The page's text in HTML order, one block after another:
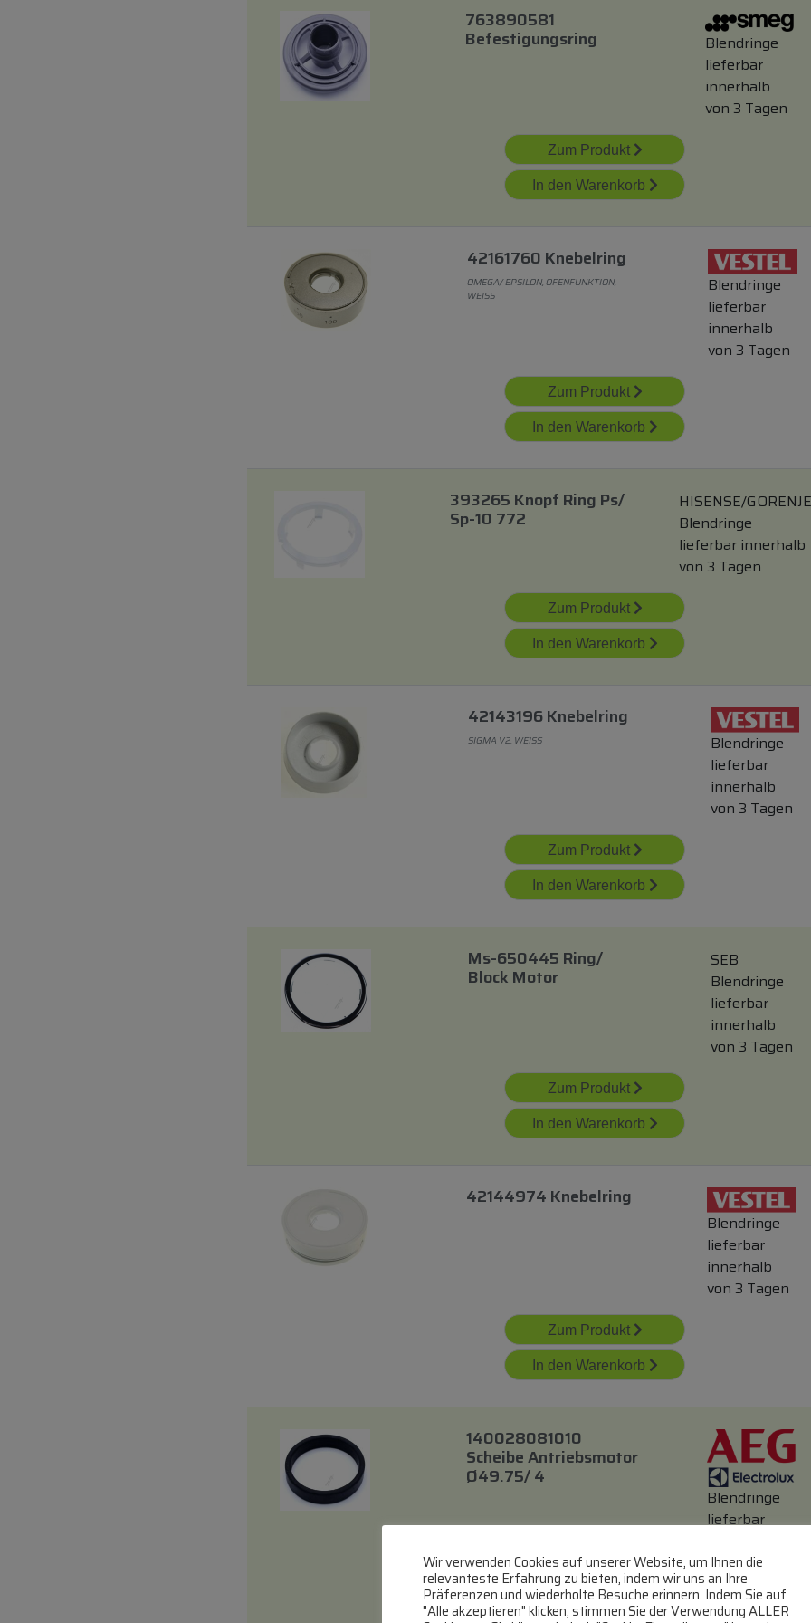
763890581
Befestigungsring
Blendringe
lieferbar
innerhalb
von 3 Tagen
Zum Produkt
In den Warenkorb
42161760 Knebelring
OMEGA/ EPSILON, OFENFUNKTION,
WEISS
Blendringe
lieferbar
innerhalb
von 3 Tagen
Zum Produkt
In den Warenkorb
393265 Knopf Ring Ps/
Sp-10 772
HISENSE/GORENJE
Blendringe
lieferbar innerhalb
von 3 Tagen
Zum Produkt
In den Warenkorb
42143196 Knebelring
SIGMA V2, WEISS
Blendringe
lieferbar
innerhalb
von 3 Tagen
Zum Produkt
In den Warenkorb
Ms-650445 Ring/
Block Motor
SEB
Blendringe
lieferbar
innerhalb
von 3 Tagen
Zum Produkt
In den Warenkorb
42144974 Knebelring
Blendringe
lieferbar
innerhalb
von 3 Tagen
Zum Produkt
In den Warenkorb
140028081010
Scheibe Antriebsmotor
Ø49.75/ 4
Blendringe
lieferbar
von 3 Tagen
Zum Produkt
Wir verwenden Cookies auf unserer Website, um Ihnen die
relevanteste Erfahrung zu bieten, indem wir uns an Ihre
Präferenzen und wiederholte Besuche erinnern. Indem Sie auf
"Alle akzeptieren" klicken, stimmen Sie der Verwendung ALLER